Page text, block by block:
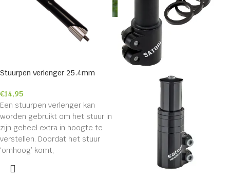
Stuurpen verlenger 25.4mm
€14,95
Een stuurpen verlenger kan
worden gebruikt om het stuur in
zijn geheel extra in hoogte te
verstellen. Doordat het stuur
‘omhoog’ komt,